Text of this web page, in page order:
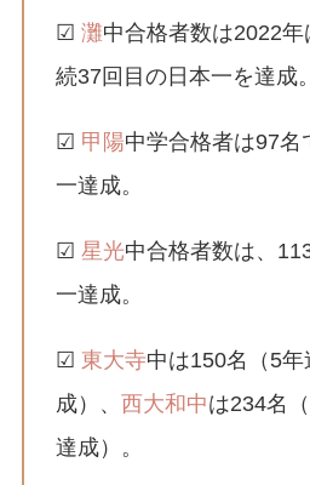
☑灘中合格者数は2022
続37回目の日本一を達成。
☑ 甲陽中学合格者は97名
一達成。
☑星光中合格者数は、
一達成。
☑東大寺中は150名（5
成）、西大和中は234名
達成）。